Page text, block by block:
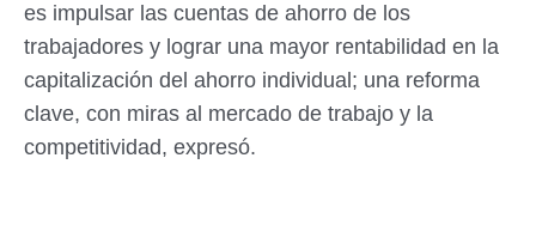
es impulsar las cuentas de ahorro de los
trabajadores y lograr una mayor rentabilidad en la
capitalización del ahorro individual; una reforma
clave, con miras al mercado de trabajo y la
competitividad, expresó.